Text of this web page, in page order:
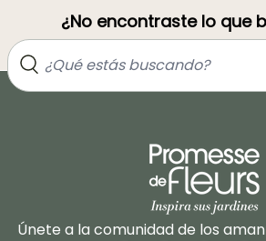
¿No encontraste lo que
Únete a la comunidad de los